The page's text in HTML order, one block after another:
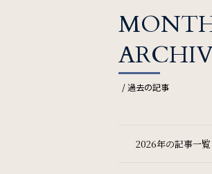
/ 過去の記事
2026年の記事一覧